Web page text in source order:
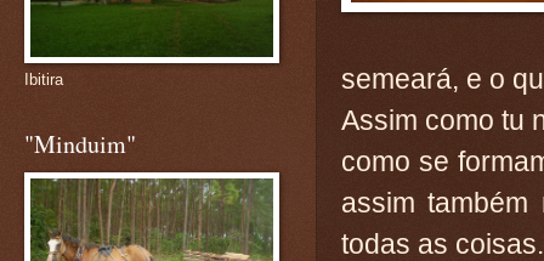
semeará, e o
Assim como tu
como se
assim
todas as coisas.
Ibitira
"Minduim"